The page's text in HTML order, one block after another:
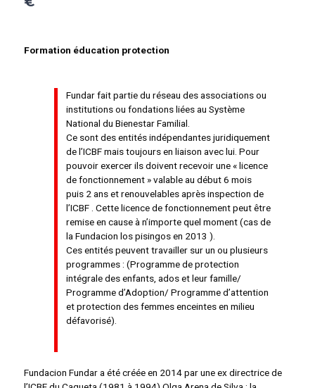
Formation éducation protection
Fundar fait partie du réseau des associations ou
institutions ou fondations liées au Système
National du Bienestar Familial.
Ce sont des entités indépendantes juridiquement
de l’ICBF mais toujours en liaison avec lui. Pour
pouvoir exercer ils doivent recevoir une « licence
de fonctionnement » valable au début 6 mois
puis 2 ans et renouvelables après inspection de
l’ICBF . Cette licence de fonctionnement peut être
remise en cause à n’importe quel moment (cas de
la Fundacion los pisingos en 2013 ).
Ces entités peuvent travailler sur un ou plusieurs
programmes : (Programme de protection
intégrale des enfants, ados et leur famille/
Programme d’Adoption/ Programme d’attention
et protection des femmes enceintes en milieu
défavorisé).
Fundacion Fundar a été créée en 2014 par une ex directrice de